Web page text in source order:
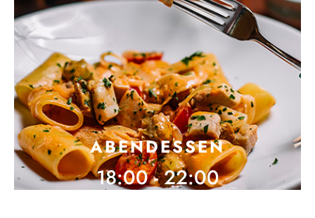
ABENDESSEN
18:00 - 22:00